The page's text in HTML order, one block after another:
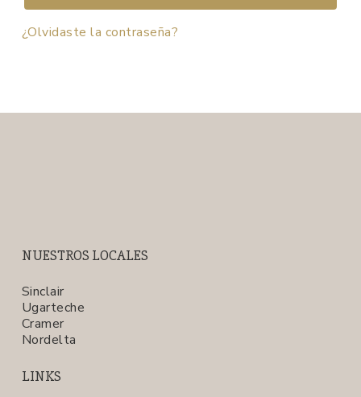
¿Olvidaste la contraseña?
NUESTROS LOCALES
Sinclair
Ugarteche
Cramer
Nordelta
LINKS